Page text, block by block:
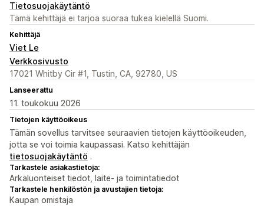
Tietosuojakäytäntö
Tämä kehittäjä ei tarjoa suoraa tukea kielellä Suomi.
Kehittäjä
Viet Le
Verkkosivusto
17021 Whitby Cir #1, Tustin, CA, 92780, US
Lanseerattu
11. toukokuu 2026
Tietojen käyttöoikeus
Tämän sovellus tarvitsee seuraavien tietojen käyttöoikeuden,
jotta se voi toimia kaupassasi. Katso kehittäjän
tietosuojakäytäntö .
Tarkastele asiakastietoja:
Arkaluonteiset tiedot, laite- ja toimintatiedot
Tarkastele henkilöstön ja avustajien tietoja:
Kaupan omistaja